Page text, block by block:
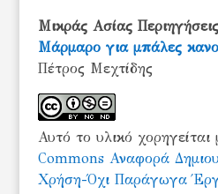
Μικράς Ασίας Περιηγήσεις
Μάρμαρο για μπάλες
Πέτρος Μεχτίδης
Αυτό το υλικό χορηγείται
Commons Αναφορά
Χρήση-Όχι Παράγωγα